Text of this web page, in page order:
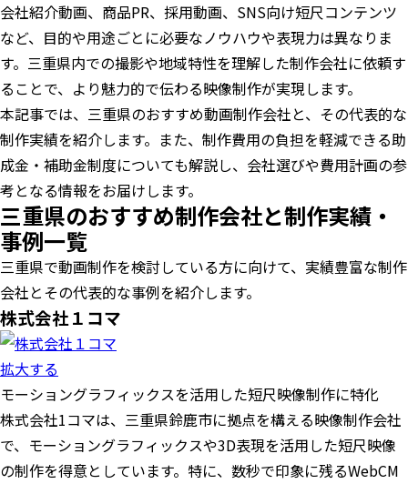
会社紹介動画、商品PR、採用動画、SNS向け短尺コンテンツ
など、目的や用途ごとに必要なノウハウや表現力は異なりま
す。三重県内での撮影や地域特性を理解した制作会社に依頼す
ることで、より魅力的で伝わる映像制作が実現します。
本記事では、三重県のおすすめ動画制作会社と、その代表的な
制作実績を紹介します。また、制作費用の負担を軽減できる助
成金・補助金制度についても解説し、会社選びや費用計画の参
考となる情報をお届けします。
三重県のおすすめ制作会社と制作実績・
事例一覧
三重県で動画制作を検討している方に向けて、実績豊富な制作
会社とその代表的な事例を紹介します。
株式会社１コマ
拡大する
モーショングラフィックスを活用した短尺映像制作に特化
株式会社1コマは、三重県鈴鹿市に拠点を構える映像制作会社
で、モーショングラフィックスや3D表現を活用した短尺映像
の制作を得意としています。特に、数秒で印象に残るWebCM